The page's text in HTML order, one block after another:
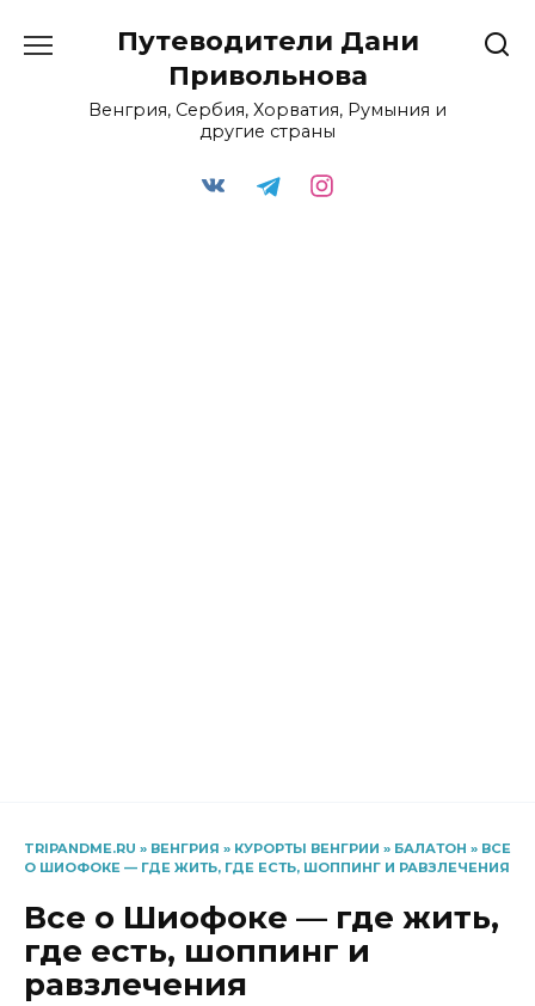
Путеводители Дани
Привольнова
Венгрия, Сербия, Хорватия, Румыния и
другие страны
TRIPANDME.RU » ВЕНГРИЯ » КУРОРТЫ ВЕНГРИИ » БАЛАТОН » ВСЕ
О ШИОФОКЕ — ГДЕ ЖИТЬ, ГДЕ ЕСТЬ, ШОППИНГ И РАВЗЛЕЧЕНИЯ
Все о Шиофоке — где жить,
где есть, шоппинг и
равзлечения